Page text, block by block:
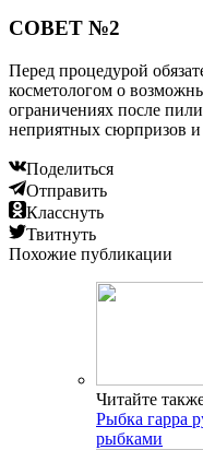
СОВЕТ №2
Перед процедурой
косметологом о
ограничениях после
неприятных сюрпризов и
Поделиться
Отправить
Класснуть
Твитнуть
Похожие публикации
Читайте
Рыбка гарра
рыбками